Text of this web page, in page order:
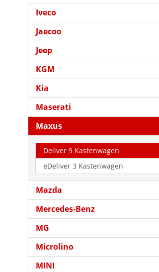
Iveco
Jaecoo
Jeep
KGM
Kia
Maserati
Maxus
Deliver 9 Kastenwagen
eDeliver 3 Kastenwagen
Mazda
Mercedes-Benz
MG
Microlino
MINI